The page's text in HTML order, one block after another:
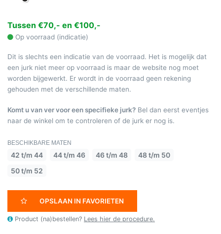
Tussen €70,- en €100,-
Op voorraad (indicatie)
Dit is slechts een indicatie van de voorraad. Het is mogelijk dat
een jurk niet meer op voorraad is maar de website nog moet
worden bijgewerkt. Er wordt in de voorraad geen rekening
gehouden met de verschillende maten.
Komt u van ver voor een specifieke jurk? Bel dan eerst eventjes
naar de winkel om te controleren of de jurk er nog is.
BESCHIKBARE MATEN
42 t/m 44 44 t/m 46 46 t/m 48
48 t/m 50
50 t/m 52
OPSLAAN IN FAVORIETEN
Product (na)bestellen? Lees hier de procedure.